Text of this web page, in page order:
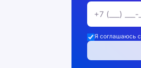
Я соглашаюсь с